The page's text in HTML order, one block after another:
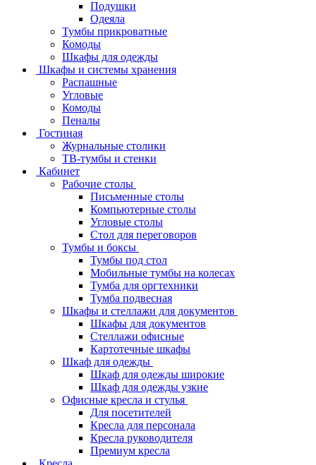
Подушки
Одеяла
Тумбы прикроватные
Комоды
Шкафы для одежды
Шкафы и системы хранения
Распашные
Угловые
Комоды
Пеналы
Гостиная
Журнальные столики
ТВ‑тумбы и стенки
Кабинет
Рабочие столы
Письменные столы
Компьютерные столы
Угловые столы
Стол для переговоров
Тумбы и боксы
Тумбы под стол
Мобильные тумбы на колесах
Тумба для оргтехники
Тумба подвесная
Шкафы и стеллажи для документов
Шкафы для документов
Стеллажи офисные
Картотечные шкафы
Шкаф для одежды
Шкаф для одежды широкие
Шкаф для одежды узкие
Офисные кресла и стулья
Для посетителей
Кресла для персонала
Кресла руководителя
Премиум кресла